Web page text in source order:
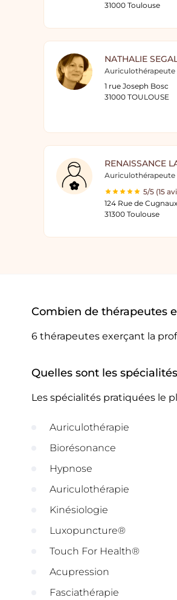
31000 Toulouse
NATHALIE
Auriculothérapeute
1 rue Joseph Bosc
31000 TOULOUSE
RENAISSANCE
Auriculothérapeute
5/5 (15
124 Rue de Cugnaux
31300 Toulouse
Combien de thérapeutes
6 thérapeutes exerçant la
Quelles sont les
Les spécialités pratiquées le
Auriculothérapie
Biorésonance
Hypnose
Auriculothérapie
Kinésiologie
Luxopuncture®
Touch For Health®
Acupression
Fasciathérapie